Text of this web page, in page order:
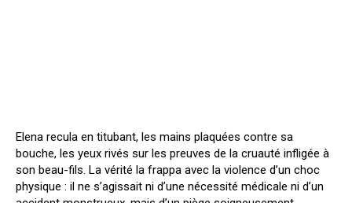
Elena recula en titubant, les mains plaquées contre sa
bouche, les yeux rivés sur les preuves de la cruauté infligée à
son beau-fils. La vérité la frappa avec la violence d’un choc
physique : il ne s’agissait ni d’une nécessité médicale ni d’un